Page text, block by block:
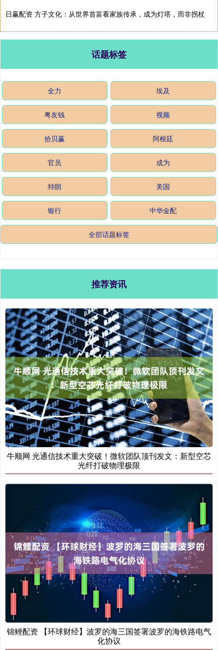
日赢配资 方子文化：从世界首富看家族传承，成为灯塔，而非拐杖
话题标签
全力 埃及
粤友钱 视频
拾贝赢 阿根廷
官员 成为
特朗 美国
银行 中华金配
全部话题标签
推荐资讯
牛顺网 光通信技术重大突破！微软团队顶刊发文：新型空芯
光纤打破物理极限
锦鲤配资 【环球财经】波罗的海三国签署波罗的海铁路电气
化协议